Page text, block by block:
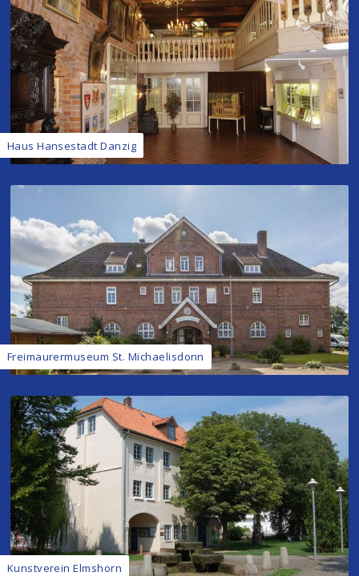
Haus Hansestadt Danzig
Freimaurermuseum St. Michaelisdonn
Kunstverein Elmshorn